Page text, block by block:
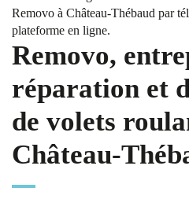
Removo à Château-Thébaud par
plateforme en ligne.
Removo,
réparation et
de volets
Château-